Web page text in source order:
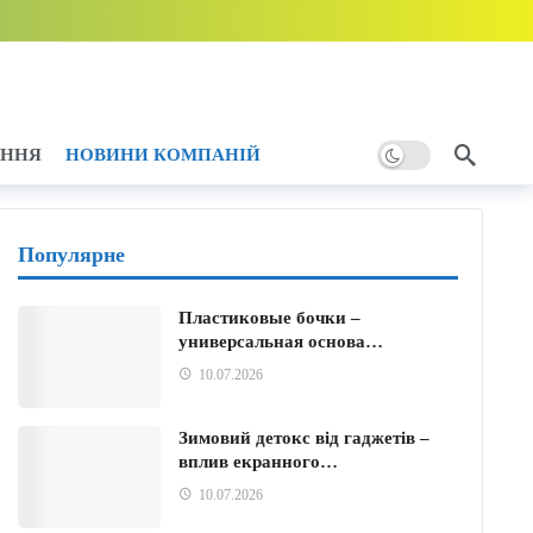
НОВИНИ КОМПАНІЙ
Популярне
Пластиковые бочки –
универсальная основа…
10.07.2026
Зимовий детокс від гаджетів –
вплив екранного…
10.07.2026